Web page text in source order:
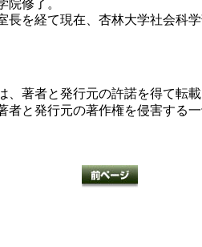
院修了。
長を経て現在、杏林大学社会科
著者と発行元の許諾を得て転
者と発行元の著作権を侵害する